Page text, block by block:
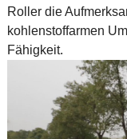
Roller die
kohlenstoffarmen
Fähigkeit.